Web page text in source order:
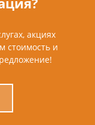
акциях
стоимость и